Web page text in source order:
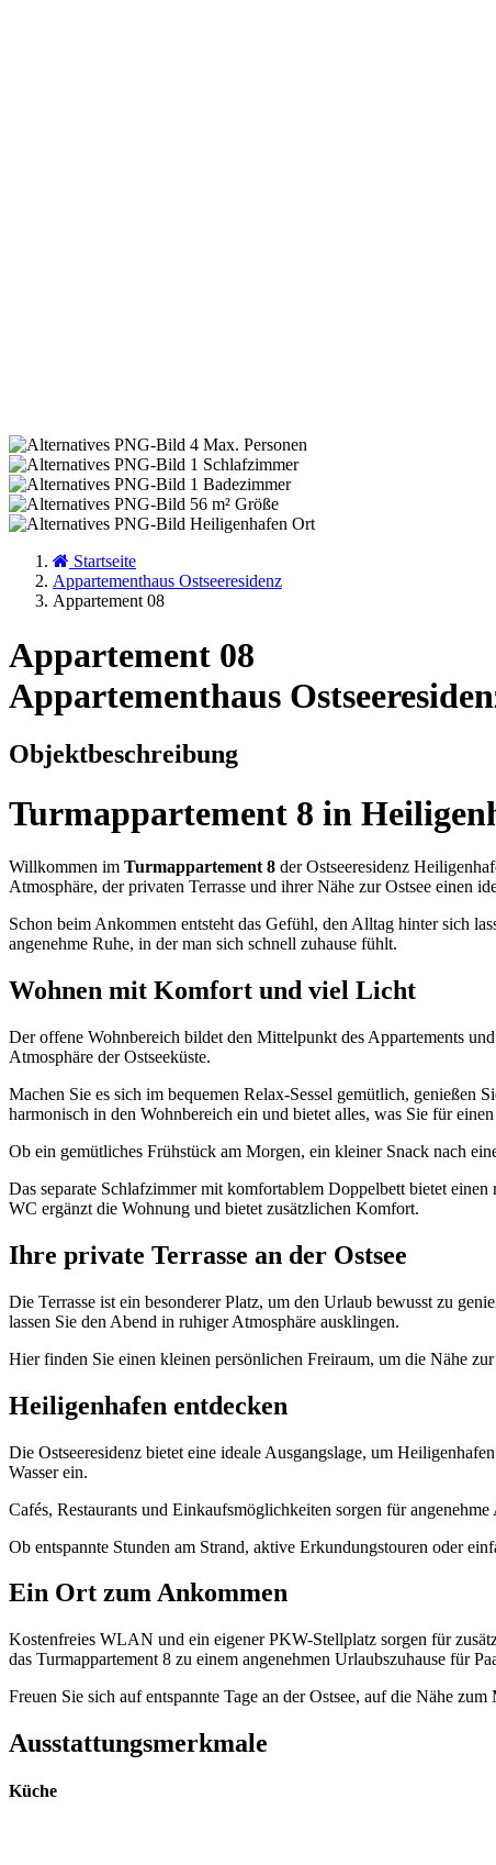
4 Max. Personen
1 Schlafzimmer
1 Badezimmer
56 m² Größe
Heiligenhafen Ort
Startseite
Appartementhaus Ostseeresidenz
Appartement 08
Appartement 08
Appartementhaus
Objektbeschreibung
Turmappartement 8 in
Willkommen im Turmappartement 8 der Ostseeresidenz
Atmosphäre, der privaten Terrasse und ihrer Nähe zur Ostsee einen
Schon beim Ankommen entsteht das Gefühl, den Alltag hinter sich
angenehme Ruhe, in der man sich schnell zuhause fühlt.
Wohnen mit Komfort und viel Licht
Der offene Wohnbereich bildet den Mittelpunkt des Appartements
Atmosphäre der Ostseeküste.
Machen Sie es sich im bequemen Relax-Sessel gemütlich, genießen
harmonisch in den Wohnbereich ein und bietet alles, was Sie für
Ob ein gemütliches Frühstück am Morgen, ein kleiner Snack nach
Das separate Schlafzimmer mit komfortablem Doppelbett bietet
WC ergänzt die Wohnung und bietet zusätzlichen Komfort.
Ihre private Terrasse an der Ostsee
Die Terrasse ist ein besonderer Platz, um den Urlaub bewusst zu
lassen Sie den Abend in ruhiger Atmosphäre ausklingen.
Hier finden Sie einen kleinen persönlichen Freiraum, um die Nähe
Heiligenhafen entdecken
Die Ostseeresidenz bietet eine ideale Ausgangslage, um
Wasser ein.
Cafés, Restaurants und Einkaufsmöglichkeiten sorgen für
Ob entspannte Stunden am Strand, aktive Erkundungstouren oder
Ein Ort zum Ankommen
Kostenfreies WLAN und ein eigener PKW-Stellplatz sorgen für
das Turmappartement 8 zu einem angenehmen Urlaubszuhause für
Freuen Sie sich auf entspannte Tage an der Ostsee, auf die Nähe
Ausstattungsmerkmale
Küche